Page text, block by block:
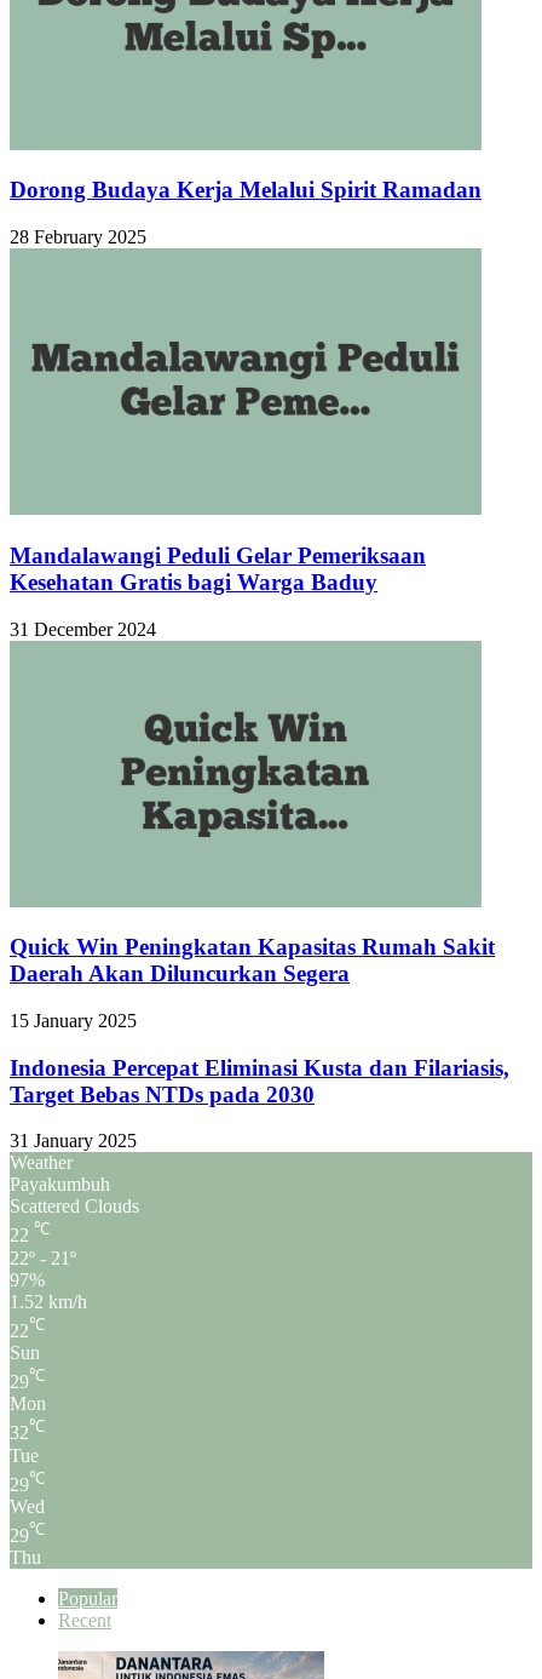
Dorong Budaya Kerja Melalui Spirit Ramadan
28 February 2025
Mandalawangi Peduli Gelar Pemeriksaan
Kesehatan Gratis bagi Warga Baduy
31 December 2024
Quick Win Peningkatan Kapasitas Rumah Sakit
Daerah Akan Diluncurkan Segera
15 January 2025
Indonesia Percepat Eliminasi Kusta dan Filariasis,
Target Bebas NTDs pada 2030
31 January 2025
Weather
Payakumbuh
Scattered Clouds
22 ℃
22º - 21º
97%
1.52 km/h
22℃
Sun
29℃
Mon
32℃
Tue
29℃
Wed
29℃
Thu
Popular
Recent